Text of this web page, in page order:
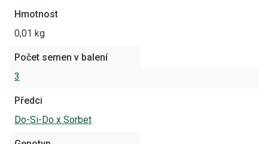
Hmotnost
0,01 kg
Počet semen v balení
3
Předci
Do-Si-Do x Sorbet